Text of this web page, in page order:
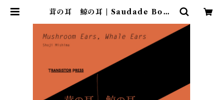
茸の耳 鯨の耳 | Saudade Book